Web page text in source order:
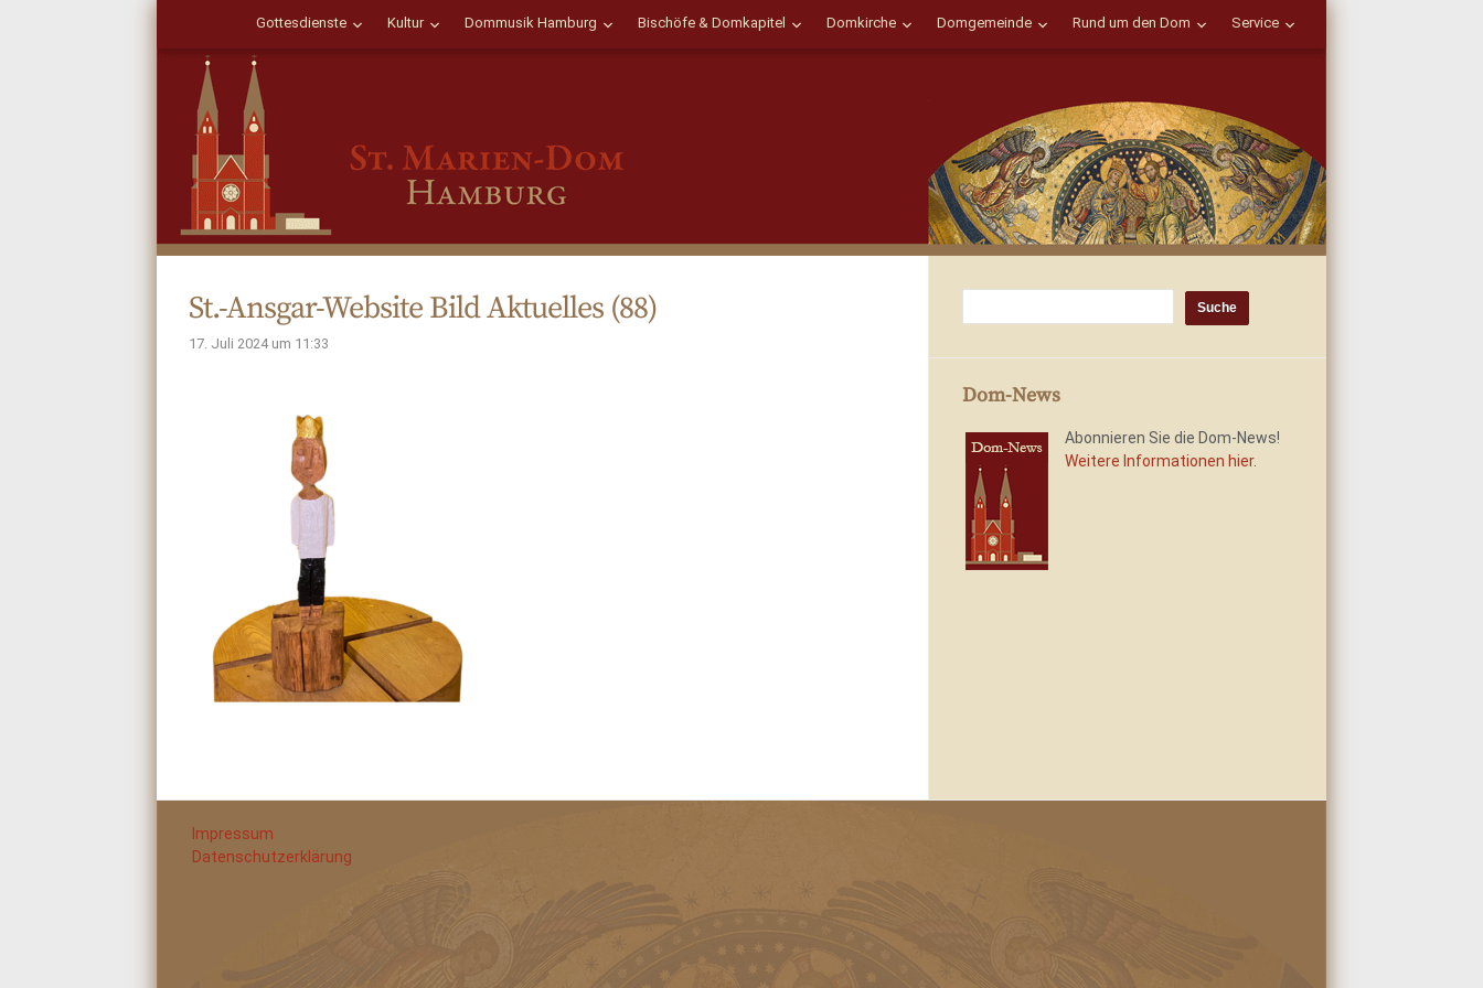
Gottesdienste Kultur Dommusik Hamburg Bischöfe & Domkapitel Domkirche Domgemeinde Rund um den Dom Service
St.-Ansgar-Website Bild Aktuelles (88)
17. Juli 2024 um 11:33
Dom-News
Abonnieren Sie die Dom-News!
Weitere Informationen hier.
Impressum
Datenschutzerklärung